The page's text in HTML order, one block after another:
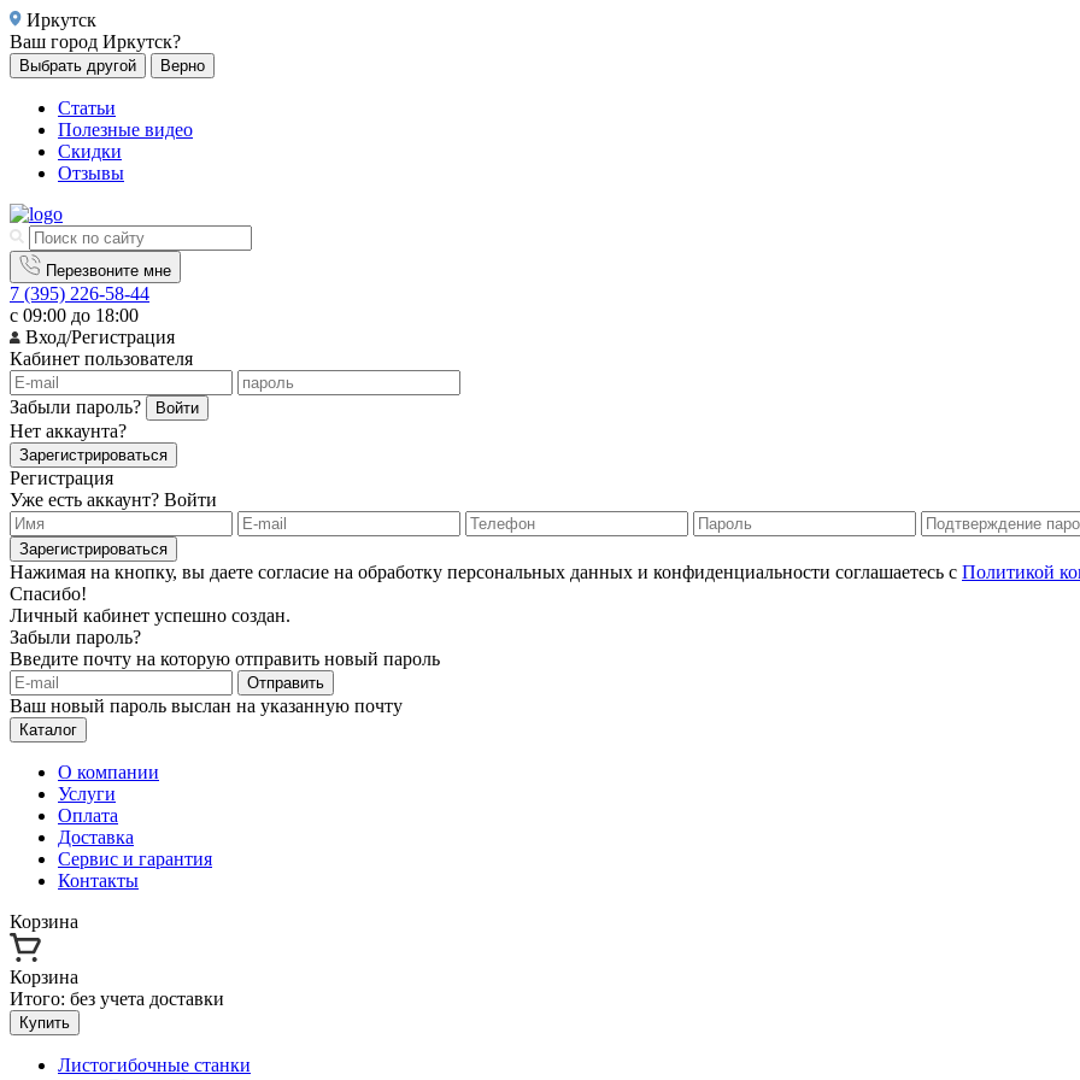
Иркутск
Ваш город Иркутск?
Выбрать другой Верно
Статьи
Полезные видео
Скидки
Отзывы
Перезвоните мне
7 (395) 226-58-44
с 09:00 до 18:00
Вход/Регистрация
Кабинет пользователя
Забыли пароль? Войти
Нет аккаунта?
Зарегистрироваться
Регистрация
Уже есть аккаунт? Войти
Зарегистрироваться
Нажимая на кнопку, вы даете согласие на обработку персональных данных и конфиденциальности соглашаетесь с Политикой
Спасибо!
Личный кабинет успешно создан.
Забыли пароль?
Введите почту на которую отправить новый пароль
Отправить
Ваш новый пароль выслан на указанную почту
Каталог
О компании
Услуги
Оплата
Доставка
Сервис и гарантия
Контакты
Корзина
Корзина
Итого: без учета доставки
Купить
Листогибочные станки